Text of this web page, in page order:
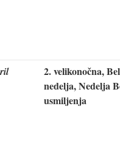
2. velikonočna,
nedelja, Nedelja
usmiljenja